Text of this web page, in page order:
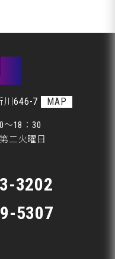
始です♪
川646-7 MAP
～18：30
二火曜日
3202
5307